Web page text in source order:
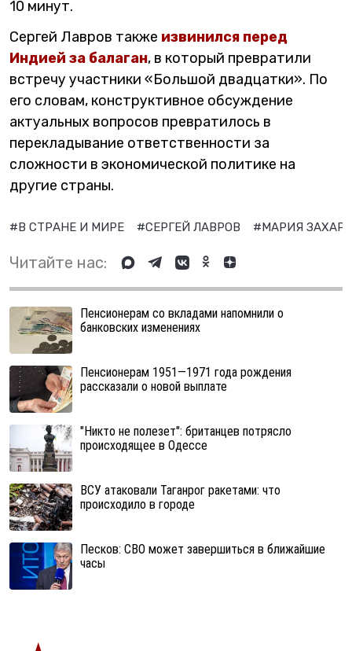
10 минут.
Сергей Лавров также извинился перед
Индией за балаган, в который превратили
встречу участники «Большой двадцатки». По
его словам, конструктивное обсуждение
актуальных вопросов превратилось в
перекладывание ответственности за
сложности в экономической политике на
другие страны.
#В СТРАНЕ И МИРЕ #СЕРГЕЙ ЛАВРОВ #МАРИЯ
Читайте нас:
Пенсионерам со вкладами напомнили о
банковских изменениях
Пенсионерам 1951—1971 года рождения
рассказали о новой выплате
"Никто не полезет": британцев потрясло
происходящее в Одессе
ВСУ атаковали Таганрог ракетами: что
происходило в городе
Песков: СВО может завершиться в ближайшие
часы